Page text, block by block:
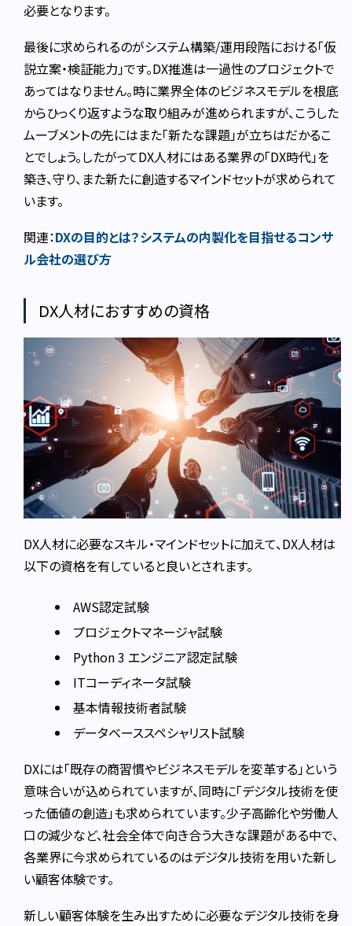
必要となります。
最後に求められるのがシステム構築/運用段階における「仮
説立案・検証能力」です。DX推進は一過性のプロジェクトで
あってはなりません。時に業界全体のビジネスモデルを根底
からひっくり返すような取り組みが進められますが、こうした
ムーブメントの先にはまた「新たな課題」が立ちはだかるこ
とでしょう。したがってDX人材にはある業界の「DX時代」を
築き、守り、また新たに創造するマインドセットが求められて
います。
関連：DXの目的とは？システムの内製化を目指せるコンサ
ル会社の選び方
DX人材におすすめの資格
DX人材に必要なスキル・マインドセットに加えて、DX人材は
以下の資格を有していると良いとされます。
AWS認定試験
プロジェクトマネージャ試験
Python 3 エンジニア認定試験
ITコーディネータ試験
基本情報技術者試験
データベーススペシャリスト試験
DXには「既存の商習慣やビジネスモデルを変革する」という
意味合いが込められていますが、同時に「デジタル技術を使
った価値の創造」も求められています。少子高齢化や労働人
口の減少など、社会全体で向き合う大きな課題がある中で、
各業界に今求められているのはデジタル技術を用いた新し
い顧客体験です。
新しい顧客体験を生み出すために必要なデジタル技術を身